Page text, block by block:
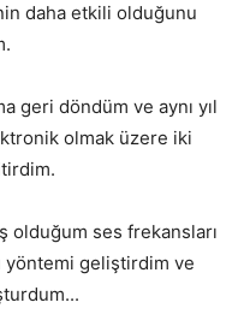
daha etkili olduğunu
döndüm ve aynı yıl
olmak üzere iki
olduğum ses frekansları
yöntemi geliştirdim ve